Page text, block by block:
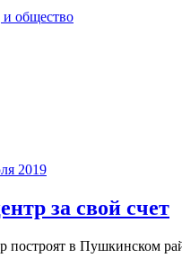
и общество
2019
за свой счет
в Пушкинском